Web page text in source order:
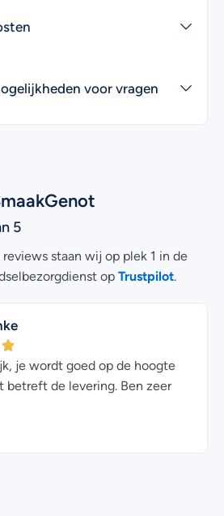
voor vragen
5
staan wij op plek 1 in de
op Trustpilot
je wordt goed op de hoogte
betreft de levering. Ben zeer